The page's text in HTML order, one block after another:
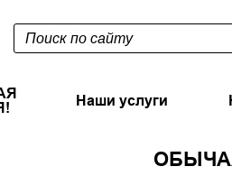
Наши услуги